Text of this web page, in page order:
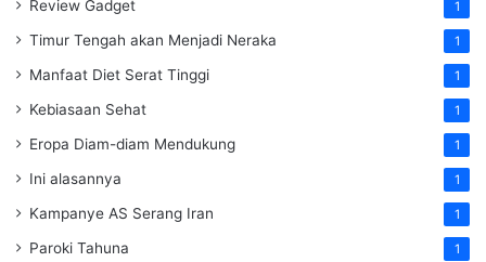
Review Gadget 1
Timur Tengah akan Menjadi Neraka 1
Manfaat Diet Serat Tinggi 1
Kebiasaan Sehat 1
Eropa Diam-diam Mendukung 1
Ini alasannya 1
Kampanye AS Serang Iran 1
Paroki Tahuna 1